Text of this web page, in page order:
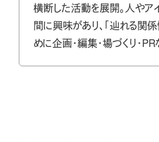
横断した活動を展開。人やア
間に興味があり、「辿れる関
めに企画・編集・場づくり・PR